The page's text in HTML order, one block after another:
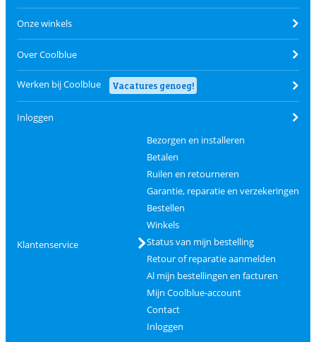
Onze winkels
Over Coolblue
Werken bij Coolblue Vacatures genoeg!
Inloggen
Klantenservice
Bezorgen en installeren
Betalen
Ruilen en retourneren
Garantie, reparatie en verzekeringen
Bestellen
Winkels
Status van mijn bestelling
Retour of reparatie aanmelden
Al mijn bestellingen en facturen
Mijn Coolblue-account
Contact
Inloggen